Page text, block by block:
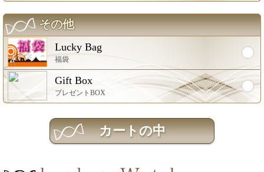
その他
Lucky Bag
福袋
Gift Box
プレゼントBOX